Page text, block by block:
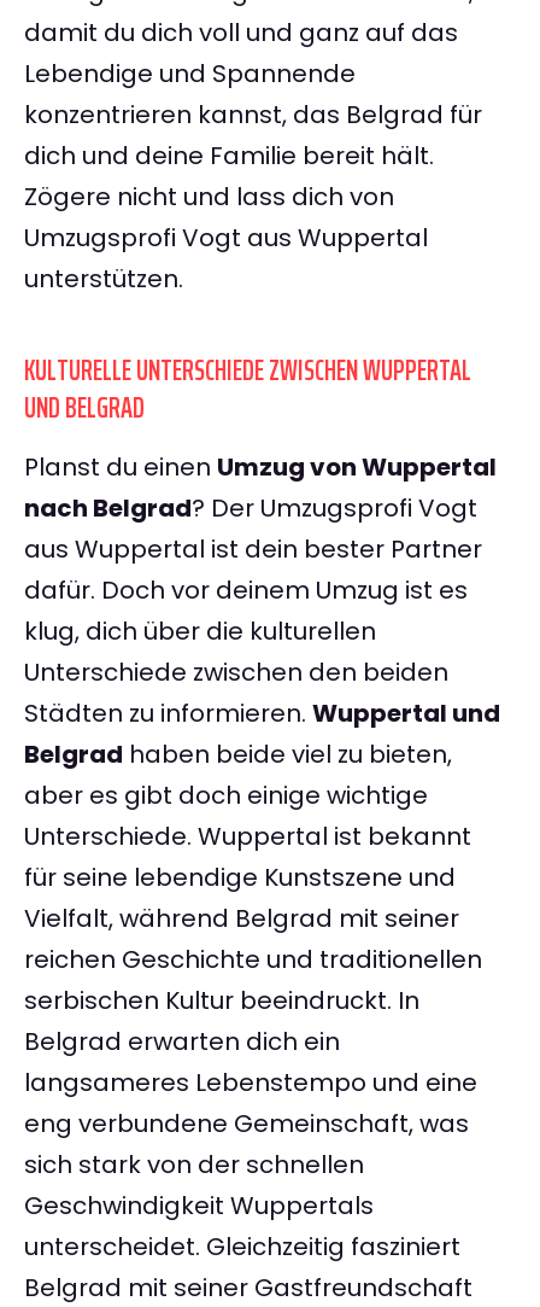
damit du dich voll und ganz auf das
Lebendige und Spannende
konzentrieren kannst, das Belgrad für
dich und deine Familie bereit hält.
Zögere nicht und lass dich von
Umzugsprofi Vogt aus Wuppertal
unterstützen.
KULTURELLE UNTERSCHIEDE ZWISCHEN WUPPERTAL
UND BELGRAD
Planst du einen Umzug von Wuppertal
nach Belgrad? Der Umzugsprofi Vogt
aus Wuppertal ist dein bester Partner
dafür. Doch vor deinem Umzug ist es
klug, dich über die kulturellen
Unterschiede zwischen den beiden
Städten zu informieren. Wuppertal und
Belgrad haben beide viel zu bieten,
aber es gibt doch einige wichtige
Unterschiede. Wuppertal ist bekannt
für seine lebendige Kunstszene und
Vielfalt, während Belgrad mit seiner
reichen Geschichte und traditionellen
serbischen Kultur beeindruckt. In
Belgrad erwarten dich ein
langsameres Lebenstempo und eine
eng verbundene Gemeinschaft, was
sich stark von der schnellen
Geschwindigkeit Wuppertals
unterscheidet. Gleichzeitig fasziniert
Belgrad mit seiner Gastfreundschaft